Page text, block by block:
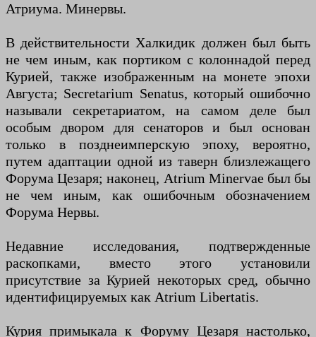
Атриума. Минервы.
В действительности Халкидик должен был быть
не чем иным, как портиком с колоннадой перед
Курией, также изображенным на монете эпохи
Августа; Secretarium Senatus, который ошибочно
называли секретариатом, на самом деле был
особым двором для сенаторов и был основан
только в позднеимперскую эпоху, вероятно,
путем адаптации одной из таверн близлежащего
Форума Цезаря; наконец, Atrium Minervae был бы
не чем иным, как ошибочным обозначением
Форума Нервы.
Недавние исследования, подтвержденные
раскопками, вместо этого установили
присутствие за Курией некоторых сред, обычно
идентифицируемых как Atrium Libertatis.
Курия примыкала к Форуму Цезаря настолько,